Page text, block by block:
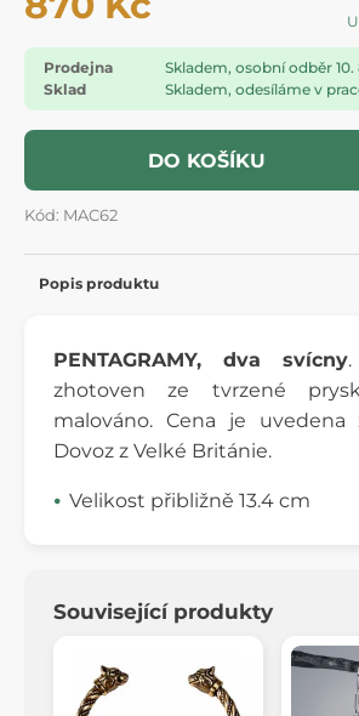
Prodejna
Skladem, osobní odběr 10.
Sklad
Skladem, odesíláme v
DO KOŠÍKU
Kód: MAC62
Popis produktu
PENTAGRAMY, dva svícny.
zhotoven ze tvrzené
malováno. Cena je uvedena
Dovoz z Velké Británie.
Velikost přibližně 13.4 cm
Související produkty